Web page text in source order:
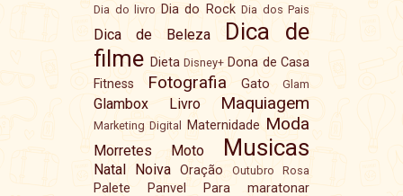
Dia do livro Dia do Rock Dia dos Pais
Dica de Beleza
Dica de
filme Dieta Disney+ Dona de Casa
Fitness
Fotografia Gato Glam
Glambox Livro Maquiagem
Marketing Digital Maternidade Moda
Morretes Moto Musicas
Natal Noiva Oração Outubro Rosa
Palete Panvel Para maratonar